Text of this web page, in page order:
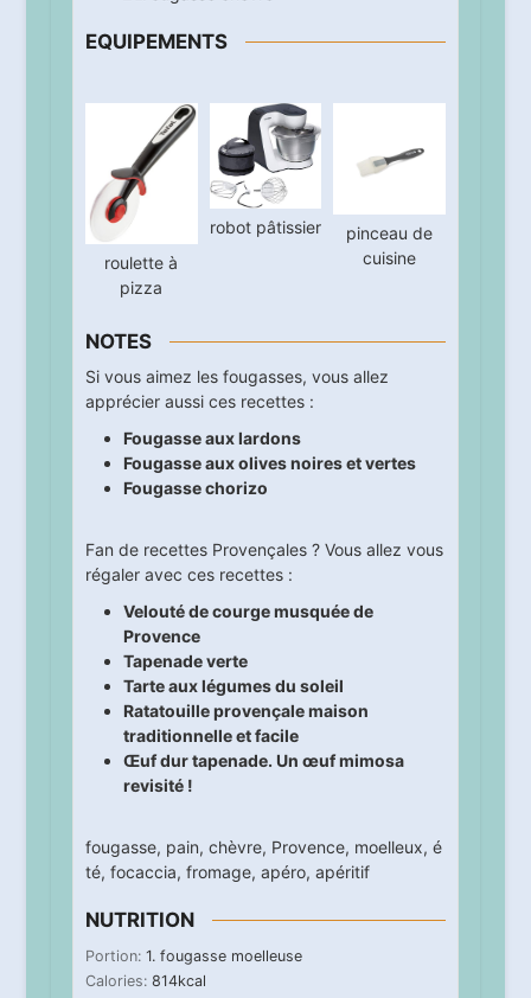
EQUIPEMENTS
roulette à
pizza
robot pâtissier
pinceau de
cuisine
NOTES
Si vous aimez les fougasses, vous allez
apprécier aussi ces recettes :
Fougasse aux lardons
Fougasse aux olives noires et vertes
Fougasse chorizo
Fan de recettes Provençales ? Vous allez vous
régaler avec ces recettes :
Velouté de courge musquée de
Provence
Tapenade verte
Tarte aux légumes du soleil
Ratatouille provençale maison
traditionnelle et facile
Œuf dur tapenade. Un œuf mimosa
revisité !
fougasse, pain, chèvre, Provence, moelleux, é
té, focaccia, fromage, apéro, apéritif
NUTRITION
Portion: 1. fougasse moelleuse
Calories: 814kcal